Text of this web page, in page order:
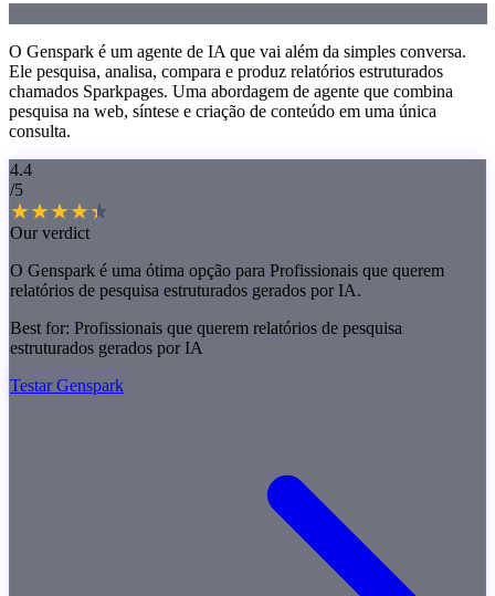
O Genspark é um agente de IA que vai além da simples conversa.
Ele pesquisa, analisa, compara e produz relatórios estruturados
chamados Sparkpages. Uma abordagem de agente que combina
pesquisa na web, síntese e criação de conteúdo em uma única
consulta.
4.4
/5
Our verdict
O Genspark é uma ótima opção para Profissionais que querem
relatórios de pesquisa estruturados gerados por IA.
Best for: Profissionais que querem relatórios de pesquisa
estruturados gerados por IA
Testar Genspark